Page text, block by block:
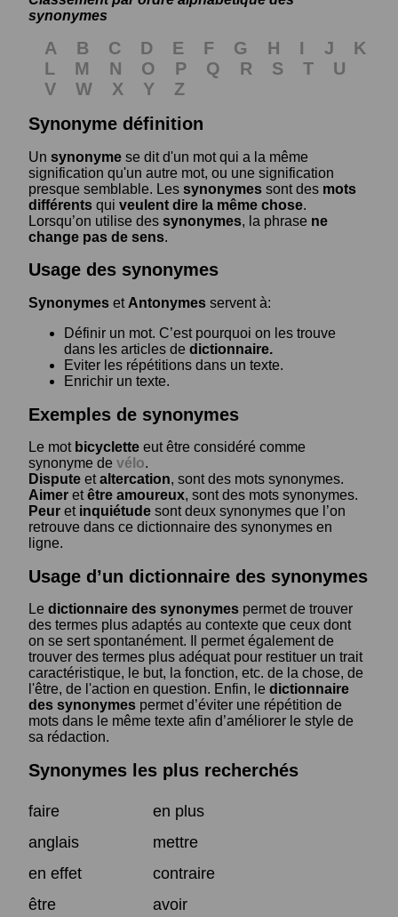
synonymes
A B C D E F G H I J
K
L
M N O P Q R S T
U
V
W X Y
Z
Synonyme définition
Un synonyme se dit d'un mot qui a la même
signification qu'un autre mot, ou une signification
presque semblable. Les synonymes sont des mots
différents qui veulent dire la même chose.
Lorsqu’on utilise des synonymes, la phrase ne
change pas de sens.
Usage des synonymes
Synonymes et Antonymes servent à:
Définir un mot. C’est pourquoi on les trouve
dans les articles de dictionnaire.
Eviter les répétitions dans un texte.
Enrichir un texte.
Exemples de synonymes
Le mot bicyclette eut être considéré comme
synonyme de vélo.
Dispute etaltercation, sont des mots synonymes.
Aimer etêtre amoureux, sont des mots synonymes.
Peur et inquiétude sont deux synonymes que l’on
retrouve dans ce dictionnaire des synonymes en
ligne.
Usage d’un dictionnaire des synonymes
Le dictionnaire des synonymes permet de trouver
des termes plus adaptés au contexte que ceux dont
on se sert spontanément. Il permet également de
trouver des termes plus adéquat pour restituer un trait
caractéristique, le but, la fonction, etc. de la chose, de
l'être, de l'action en question. Enfin, le dictionnaire
des synonymes permet d’éviter une répétition de
mots dans le même texte afin d’améliorer le style de
sa rédaction.
Synonymes les plus recherchés
faire
en plus
anglais
mettre
en effet
contraire
être
avoir